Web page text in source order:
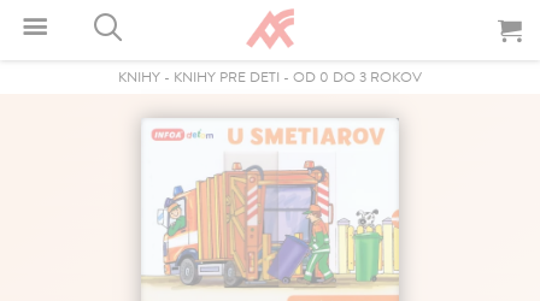
KNIHY - KNIHY PRE DETI - OD 0 DO 3 ROKOV